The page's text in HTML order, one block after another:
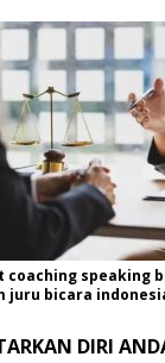
coaching speaking
juru bicara
DIRI